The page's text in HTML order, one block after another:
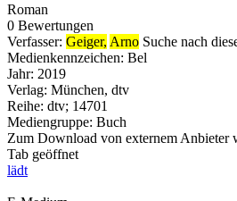
Roman
0 Bewertungen
Verfasser: Geiger, Arno Suche nach
Medienkennzeichen: Bel
Jahr: 2019
Verlag: München, dtv
Reihe: dtv; 14701
Mediengruppe: Buch
Zum Download von externem Anbieter
Tab geöffnet
lädt